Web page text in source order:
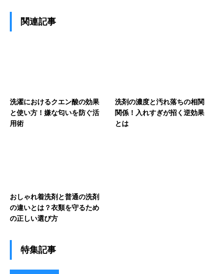
関連記事
洗濯におけるクエン酸の効果
と使い方！嫌な匂いを防ぐ活
用術
洗剤の濃度と汚れ落ちの相関
関係！入れすぎが招く逆効果
とは
おしゃれ着洗剤と普通の洗剤
の違いとは？衣類を守るため
の正しい選び方
特集記事